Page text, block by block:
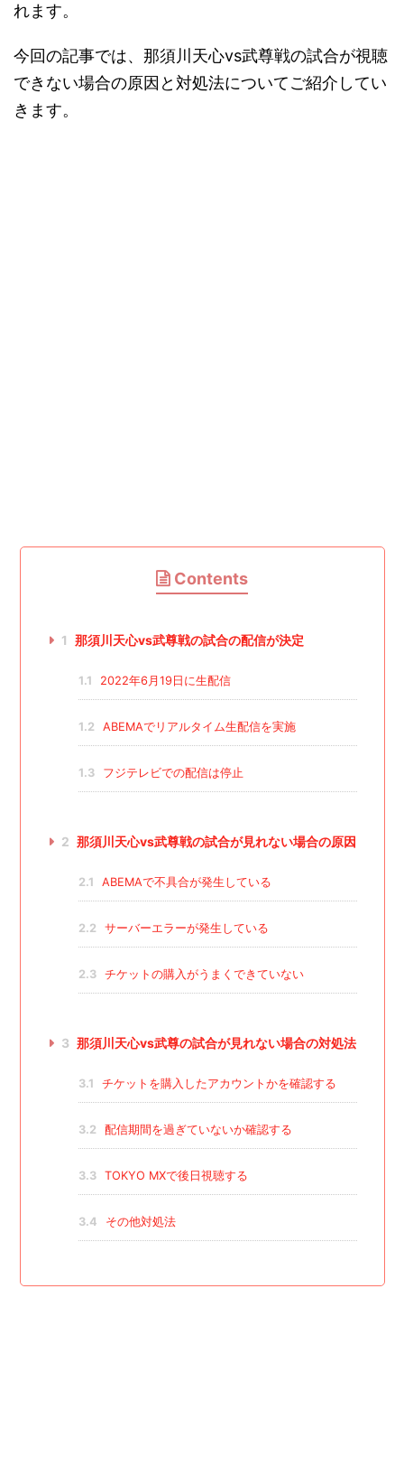
れます。
今回の記事では、那須川天心vs武尊戦の試合が視聴
できない場合の原因と対処法についてご紹介してい
きます。
Contents
1 那須川天心vs武尊戦の試合の配信が決定
1.1 2022年6月19日に生配信
1.2 ABEMAでリアルタイム生配信を実施
1.3 フジテレビでの配信は停止
2 那須川天心vs武尊戦の試合が見れない場合の原因
2.1 ABEMAで不具合が発生している
2.2 サーバーエラーが発生している
2.3 チケットの購入がうまくできていない
3 那須川天心vs武尊の試合が見れない場合の対処法
3.1 チケットを購入したアカウントかを確認する
3.2 配信期間を過ぎていないか確認する
3.3 TOKYO MXで後日視聴する
3.4 その他対処法